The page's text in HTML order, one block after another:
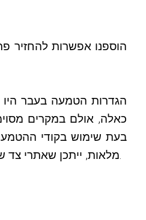
הוספנו אפשרות להחזיר
כאלה, אולם במקרים
מלאות, ייתכן שאתרי צד שלישי כאלה משתמשים בקודי ההטמעה שלך בחינם. לפרטים, ראה סטטיסטיקות -> הטמעת שימוש וכמה תנועה יש לך עבור מפנה ריק.